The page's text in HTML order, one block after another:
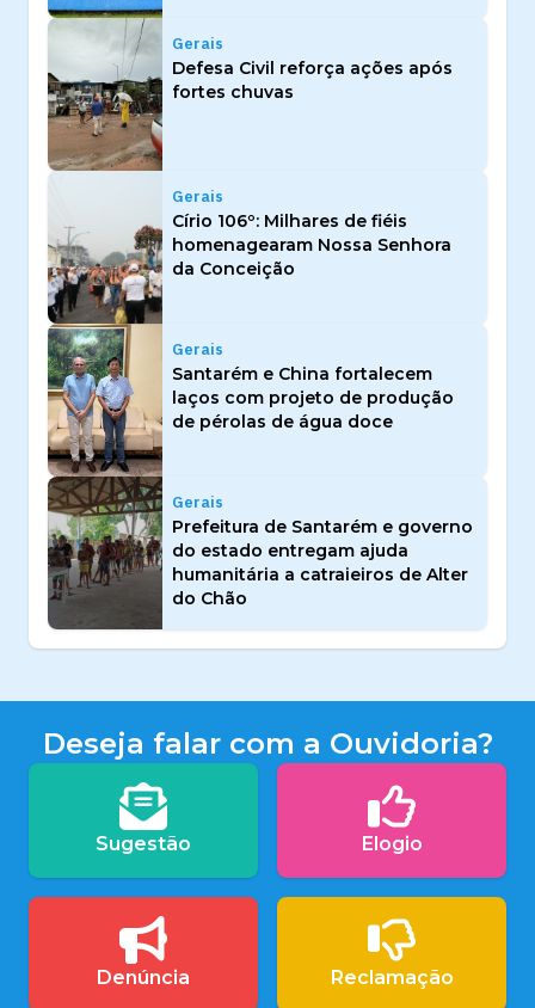
Gerais
Defesa Civil reforça ações após
fortes chuvas
Gerais
Círio 106º: Milhares de fiéis
homenagearam Nossa Senhora
da Conceição
Gerais
Santarém e China fortalecem
laços com projeto de produção
de pérolas de água doce
Gerais
Prefeitura de Santarém e governo
do estado entregam ajuda
humanitária a catraieiros de Alter
do Chão
Deseja falar com a Ouvidoria?
Sugestão Elogio
Denúncia Reclamação